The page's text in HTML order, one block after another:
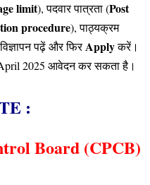
limit), पदवार पात्रता (Post
procedure), पाठ्यक्रम
पढ़ें और फिरApplyकरें।
2025 आवेदन कर सकता है।
:
Board (CPCB)